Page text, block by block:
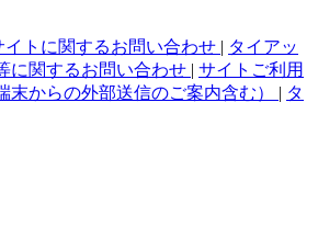
イトに関するお問い合わせ | タイアッ
に関するお問い合わせ | サイトご利用
末からの外部送信のご案内含む） | タ